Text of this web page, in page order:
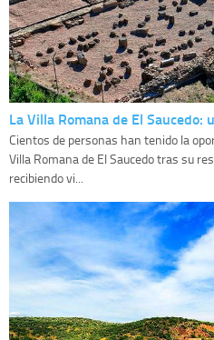
La Villa Romana de El
Cientos de personas han tenido la
Villa Romana de El Saucedo tras su
recibiendo vi...